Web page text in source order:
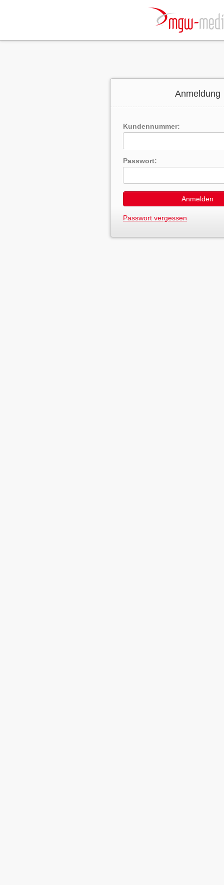
Anmeldung
Kundennummer:
Passwort:
Anmelden
Passwort vergessen